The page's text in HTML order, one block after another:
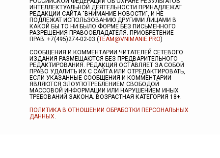
ИНТЕЛЛЕКТУАЛЬНОЙ ДЕЯТЕЛЬНОСТИ ПРИНАДЛЕЖАТ
РЕДАКЦИИ САЙТА "ВНИМАНИЕ НОВОСТИ", И НЕ
ПОДЛЕЖАТ ИСПОЛЬЗОВАНИЮ ДРУГИМИ ЛИЦАМИ В
КАКОЙ БЫ ТО НИ БЫЛО ФОРМЕ БЕЗ ПИСЬМЕННОГО
РАЗРЕШЕНИЯ ПРАВООБЛАДАТЕЛЯ. ПРИОБРЕТЕНИЕ
ПРАВ: +7(495)274-02-03 (TEAM@VNIMANIE.PRO)
СООБЩЕНИЯ И КОММЕНТАРИИ ЧИТАТЕЛЕЙ СЕТЕВОГО
ИЗДАНИЯ РАЗМЕЩАЮТСЯ БЕЗ ПРЕДВАРИТЕЛЬНОГО
РЕДАКТИРОВАНИЯ. РЕДАКЦИЯ ОСТАВЛЯЕТ ЗА СОБОЙ
ПРАВО УДАЛИТЬ ИХ С САЙТА ИЛИ ОТРЕДАКТИРОВАТЬ,
ЕСЛИ УКАЗАННЫЕ СООБЩЕНИЯ И КОММЕНТАРИИ
ЯВЛЯЮТСЯ ЗЛОУПОТРЕБЛЕНИЕМ СВОБОДОЙ
МАССОВОЙ ИНФОРМАЦИИ ИЛИ НАРУШЕНИЕМ ИНЫХ
ТРЕБОВАНИЙ ЗАКОНА. ВОЗРАСТНАЯ КАТЕГОРИЯ 18+.
ПОЛИТИКА В ОТНОШЕНИИ ОБРАБОТКИ ПЕРСОНАЛЬНЫХ
ДАННЫХ